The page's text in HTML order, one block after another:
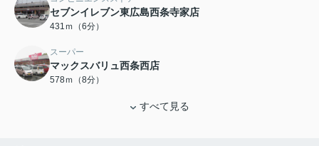
セブンイレブン東広島西条寺家店
431ｍ（6分）
スーパー
マックスバリュ西条西店
578ｍ（8分）
すべて見る